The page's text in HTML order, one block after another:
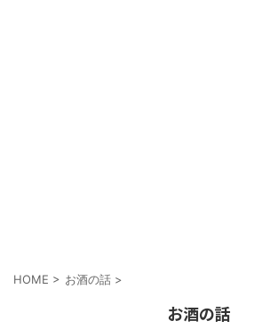
HOME > お酒の話 >
お酒の話